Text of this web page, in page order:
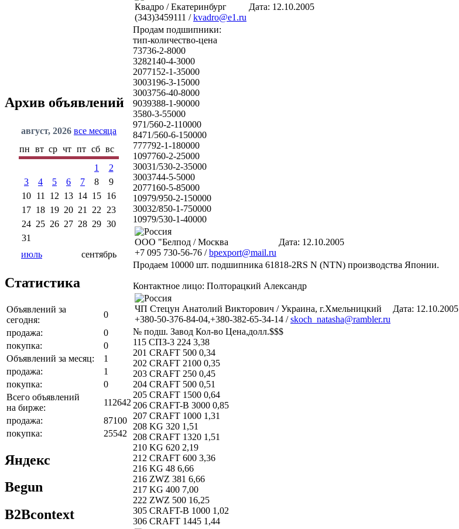
Архив объявлений
август, 2026 все месяца
пн вт ср чт пт сб вс
1
2
3
4 5 6 7 8
9
10 11 12 13 14 15 16
17 18 19 20 21 22
23
24 25 26 27 28 29 30
31
июль
сентябрь
Статистика
Объявлений за
сегодня:
0
продажа:
0
покупка:
0
Объявлений за месяц:
1
продажа:
1
покупка:
0
Всего объявлений
на бирже:
112642
продажа:
87100
покупка:
25542
Яндекс
Begun
B2Bcontext
Квадро / Екатеринбург
(343)3459111 /kvadro@e1.ru
Дата: 12.10.2005
Продам подшипники:
тип-количество-цена
73736-2-8000
3282140-4-3000
2077152-1-35000
3003196-3-15000
3003756-40-8000
9039388-1-90000
3580-3-55000
971/560-2-110000
8471/560-6-150000
777792-1-180000
1097760-2-25000
30031/530-2-35000
3003744-5-5000
2077160-5-85000
10979/950-2-150000
30032/850-1-750000
10979/530-1-40000
ООО "Белпод / Москва
+7 095 730-56-76 /bpexport@mail.ru
Дата: 12.10.2005
Продаем 10000 шт. подшипника 61818-2RS N (NTN) производства Японии.
Контактное лицо: Полторацкий Александр
ЧП Стецун Анатолий Викторович / Украина, г.Хмельницкий
+380-50-376-84-04,+380-382-65-34-14 /skoch_natasha@rambler.ru
Дата: 12.10.2005
№ подш. Завод Кол-во Цена,долл.$$$
115 СПЗ-3 224 3,38
201 CRAFT 500 0,34
202 CRAFT 2100 0,35
203 CRAFT 250 0,45
204 CRAFT 500 0,51
205 CRAFT 1500 0,64
206 CRAFT-B 3000 0,85
207 CRAFT 1000 1,31
208 KG 320 1,51
208 CRAFT 1320 1,51
210 KG 620 2,19
212 CRAFT 600 3,36
216 KG 48 6,66
216 ZWZ 381 6,66
217 KG 400 7,00
222 ZWZ 500 16,25
305 CRAFT-B 1000 1,02
306 CRAFT 1445 1,44